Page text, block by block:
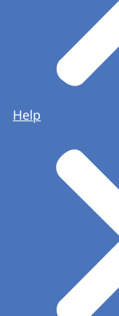
Help